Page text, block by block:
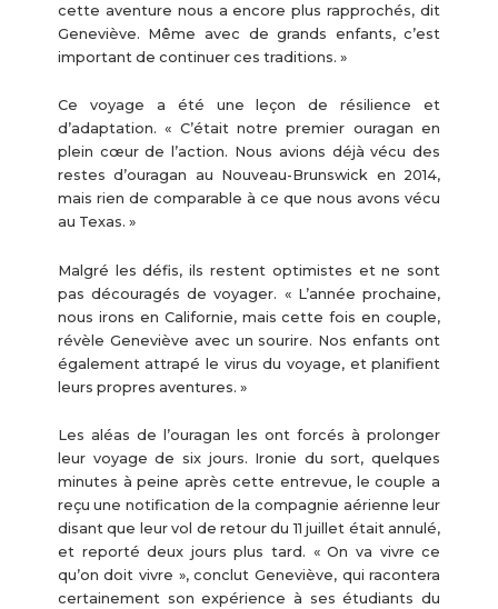
cette aventure nous a encore plus rapprochés, dit
Geneviève. Même avec de grands enfants, c’est
important de continuer ces traditions. »
Ce voyage a été une leçon de résilience et
d’adaptation. « C’était notre premier ouragan en
plein cœur de l’action. Nous avions déjà vécu des
restes d’ouragan au Nouveau-Brunswick en 2014,
mais rien de comparable à ce que nous avons vécu
au Texas. »
Malgré les défis, ils restent optimistes et ne sont
pas découragés de voyager. « L’année prochaine,
nous irons en Californie, mais cette fois en couple,
révèle Geneviève avec un sourire. Nos enfants ont
également attrapé le virus du voyage, et planifient
leurs propres aventures. »
Les aléas de l’ouragan les ont forcés à prolonger
leur voyage de six jours. Ironie du sort, quelques
minutes à peine après cette entrevue, le couple a
reçu une notification de la compagnie aérienne leur
disant que leur vol de retour du 11 juillet était annulé,
et reporté deux jours plus tard. « On va vivre ce
qu’on doit vivre », conclut Geneviève, qui racontera
certainement son expérience à ses étudiants du